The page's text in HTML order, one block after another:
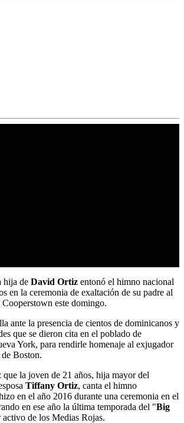
hija de David Ortiz entonó el himno nacional
en la ceremonia de exaltación de su padre al
Cooperstown este domingo.
ante la presencia de cientos de dominicanos y
que se dieron cita en el poblado de
York, para rendirle homenaje al exjugador
Boston.
la joven de 21 años, hija mayor del
Tiffany Ortiz, canta el himno
en el año 2016 durante una ceremonia en el
en ese año la última temporada del "Big
de los Medias Rojas.